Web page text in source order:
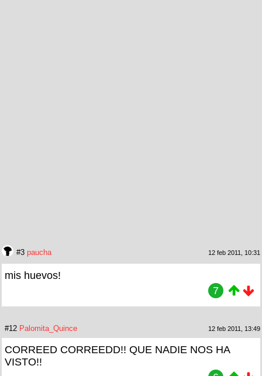
#3 paucha 12 feb 2011, 10:31
mis huevos!
7
#12 Palomita_Quince 12 feb 2011, 13:49
CORREED CORREEDD!! QUE NADIE NOS HA
VISTO!!